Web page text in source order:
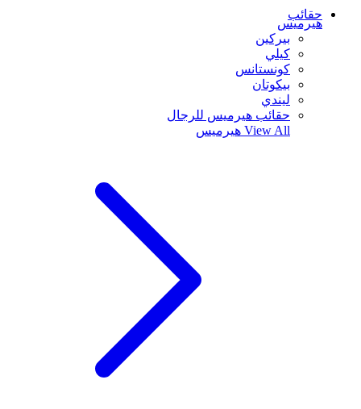
حقائب
هيرميس
بيركين
كيلي
كونستانس
بيكوتان
ليندي
حقائب هيرميس للرجال
View All هيرميس